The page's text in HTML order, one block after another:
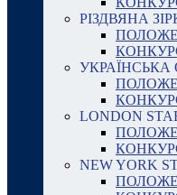
РІЗДВЯНА
УКРАЇНСЬКА
LONDON
NEW YORK